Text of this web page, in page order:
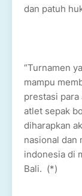
dan patuh
“Turnamen
mampu
prestasi para
atlet sepak
diharapkan
nasional dan
indonesia di
Bali. (*)